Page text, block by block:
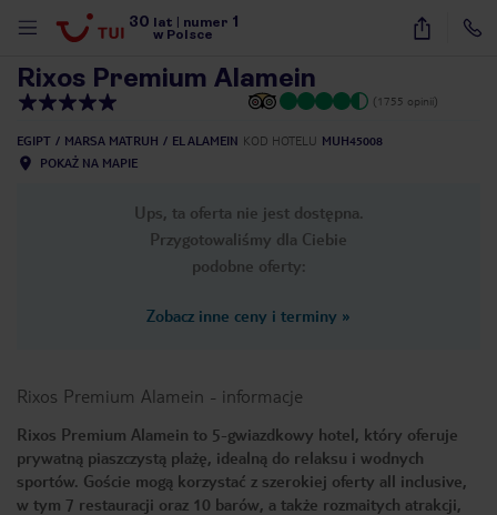
30 lat numer 1
w Polsce
63
Rixos Premium Alamein
(1755 opinii)
EGIPT MARSA MATRUH EL ALAMEIN KOD HOTELU MUH45008
POKAŻ NA MAPIE
Ups, ta oferta nie jest dostępna.
Przygotowaliśmy dla Ciebie
podobne oferty:
Zobacz inne ceny i terminy »
Rixos Premium Alamein - informacje
Rixos Premium Alamein to 5-gwiazdkowy hotel, który oferuje
prywatną piaszczystą plażę, idealną do relaksu i wodnych
sportów. Goście mogą korzystać z szerokiej oferty all inclusive,
w tym 7 restauracji oraz 10 barów, a także rozmaitych atrakcji,